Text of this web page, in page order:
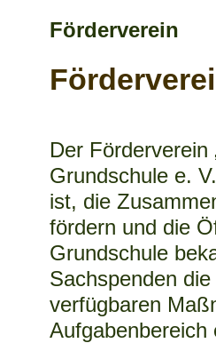
Förderverein
Der Förderverein
Grundschule e.
ist, die
fördern und die
Grundschule
Sachspenden
verfügbaren
Aufgabenbereich